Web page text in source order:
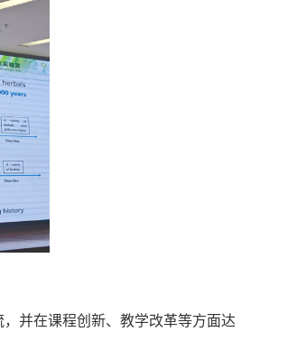
并在课程创新、教学改革等方面达